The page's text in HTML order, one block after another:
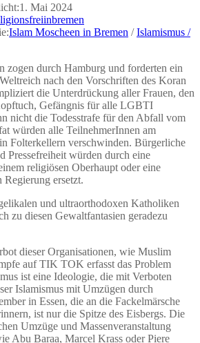
1. Mai 2024
Islam Moscheen in Bremen / Islamismus /
zogen durch Hamburg und forderten ein
nach den Vorschriften des Koran
die Unterdrückung aller Frauen, den
Gefängnis für alle LGBTI
nicht die Todesstrafe für den Abfall vom
würden alle TeilnehmerInnen am
Folterkellern verschwinden. Bürgerliche
Pressefreiheit würden durch eine
religiösen Oberhaupt oder eine
Regierung ersetzt.
und ultraorthodoxen Katholiken
zu diesen Gewaltfantasien geradezu
dieser Organisationen, wie Muslim
auf TIK TOK erfasst das Problem
ist eine Ideologie, die mit Verboten
Islamismus mit Umzügen durch
in Essen, die an die Fackelmärsche
ist nur die Spitze des Eisbergs. Die
Umzüge und Massenveranstaltung
Abu Baraa, Marcel Krass oder Piere